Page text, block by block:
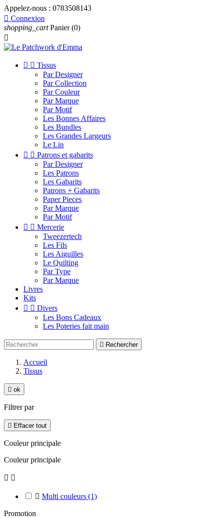
Appelez-nous : 0783508143
 Connexion
shopping_cart Panier (0)

  Tissus
Par Designer
Par Collection
Par Couleur
Par Marque
Par Motif
Les Bonnes Affaires
Les Bundles
Les Grandes Largeurs
Le Lin
  Patrons et gabarits
Par Designer
Les Patrons
Les Gabarits
Patrons + Gabarits
Paper Pieces
Par Marque
Par Motif
  Mercerie
Tweezertech
Les Fils
Les Aiguilles
Le Quilting
Par Type
Par Marque
Livres
Kits
  Divers
Les Bons Cadeaux
Les Poteries fait main
 Rechercher
Accueil
Tissus
 ok
Filtrer par
 Effacer tout
Couleur principale
Couleur principale
 
 Multi couleurs (1)
Promotion